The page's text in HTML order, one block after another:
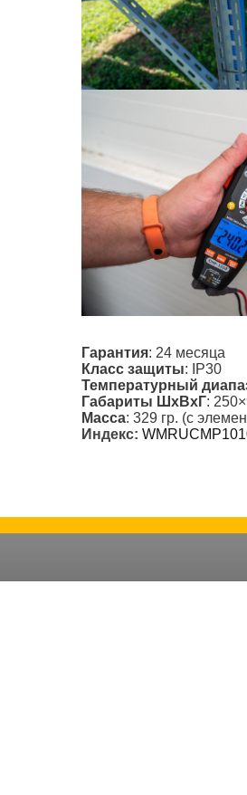
Гарантия: 24 месяца
Класс защиты: IP30
Температурный
Габариты ШxВxГ:
Масса: 329 гр. (с
Индекс: